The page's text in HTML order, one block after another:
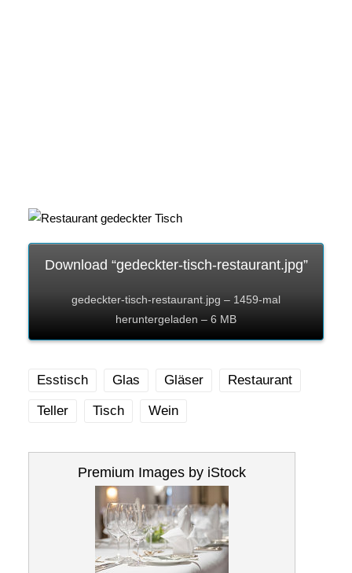
Download “gedeckter-tisch-restaurant.jpg”
gedeckter-tisch-restaurant.jpg – 1459-mal
heruntergeladen – 6 MB
Esstisch Glas Gläser Restaurant
Teller Tisch Wein
Premium Images by iStock